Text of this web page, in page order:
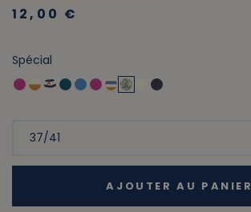
12,00 €
Spécial
AJOUTER AU PANIER